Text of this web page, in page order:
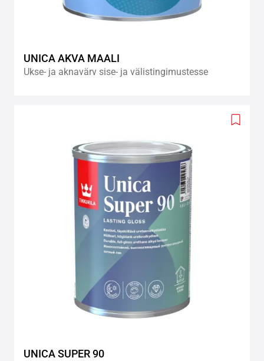
UNICA AKVA MAALI
Ukse- ja aknavärv sise- ja välistingimustesse
Add
UNICA SUPER 90